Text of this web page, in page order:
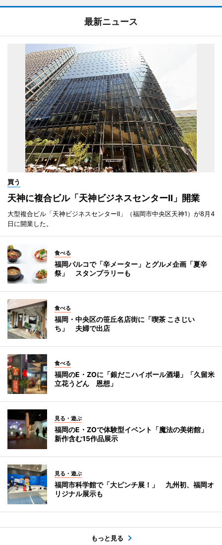
最新ニュース
買う
天神に複合ビル「天神ビジネスセンターII」開業
大型複合ビル「天神ビジネスセンターII」（福岡市中央区天神1）が8月4
日に開業した。
食べる
福岡パルコで「辛メーター」とグルメ企画「夏辛
祭」 スタンプラリーも
食べる
福岡・中央区の笹丘名店街に「喫茶 こさじい
ち」 夫婦で出店
食べる
福岡のE・ZOに「銀だこハイボール酒場」「久留米
立花うどん 恩想」
見る・遊ぶ
福岡のE・ZOで体験型イベント「魔法の美術館」
新作含む15作品展示
見る・遊ぶ
福岡市科学館で「大ピンチ展！」 九州初、福岡オ
リジナル展示も
もっと見る